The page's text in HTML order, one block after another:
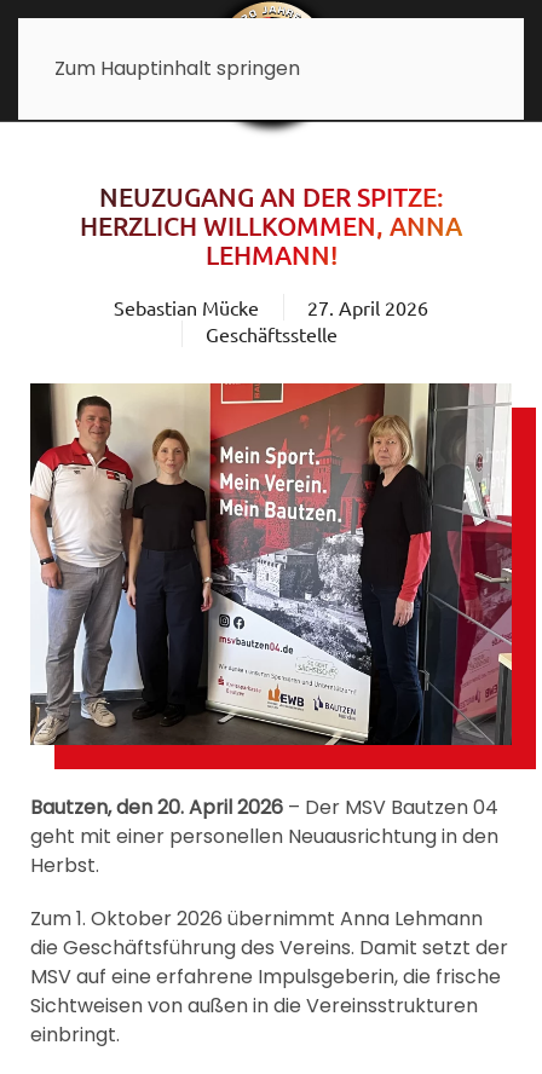
Zum Hauptinhalt springen
NEUZUGANG AN DER SPITZE:
HERZLICH WILLKOMMEN, ANNA
LEHMANN!
Sebastian Mücke
27. April 2026
Geschäftsstelle
Bautzen, den 20. April 2026 – Der MSV Bautzen 04
geht mit einer personellen Neuausrichtung in den
Herbst.
Zum 1. Oktober 2026 übernimmt Anna Lehmann
die Geschäftsführung des Vereins. Damit setzt der
MSV auf eine erfahrene Impulsgeberin, die frische
Sichtweisen von außen in die Vereinsstrukturen
einbringt.